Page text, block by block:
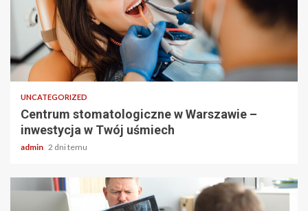
2 min odczytu
UNCATEGORIZED
Centrum stomatologiczne w Warszawie –
inwestycja w Twój uśmiech
admin 2 dni temu